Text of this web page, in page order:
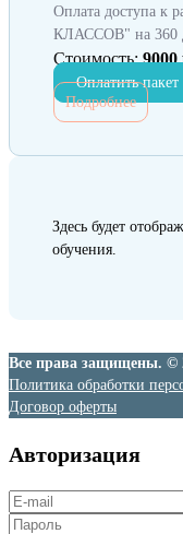
Оплата доступа
КЛАССОВ" на 360
Стоимость: 9000
Оплатить пакет
Подробнее
Здесь будет
обучения.
Все права защищены. ©
Политика обработки
Договор оферты
Авторизация